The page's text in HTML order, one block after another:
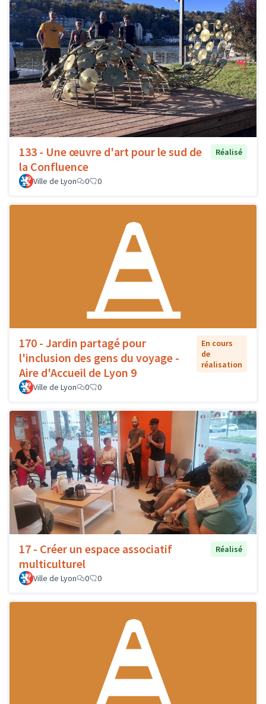
133 - Une œuvre d'art pour le sud de
la Confluence
Réalisé
Ville de Lyon 0 0
170 - Jardin partagé pour
l'inclusion des gens du voyage -
Aire d'Accueil de Lyon 9
En cours
de
réalisation
Ville de Lyon 0 0
17 - Créer un espace associatif
multiculturel
Réalisé
Ville de Lyon 0 0